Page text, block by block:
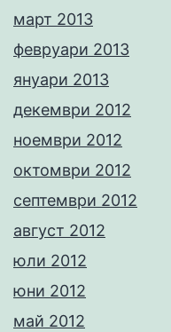
март 2013
февруари 2013
януари 2013
декември 2012
ноември 2012
октомври 2012
септември 2012
август 2012
юли 2012
юни 2012
май 2012